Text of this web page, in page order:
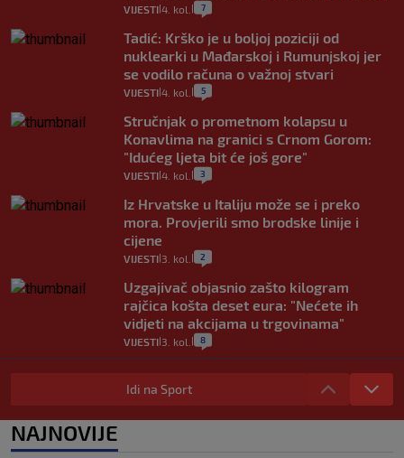
VIJESTI 4. kol. 7
Tadić: Krško je u boljoj poziciji od
nuklearki u Mađarskoj i Rumunjskoj jer
se vodilo računa o važnoj stvari
VIJESTI 4. kol. 5
Stručnjak o prometnom kolapsu u
Konavlima na granici s Crnom Gorom:
"Idućeg ljeta bit će još gore"
VIJESTI 4. kol. 3
Iz Hrvatske u Italiju može se i preko
mora. Provjerili smo brodske linije i
cijene
VIJESTI 3. kol. 2
Uzgajivač objasnio zašto kilogram
rajčica košta deset eura: "Nećete ih
vidjeti na akcijama u trgovinama"
VIJESTI 3. kol. 8
Selidba je jedno od stresnijih iskustava.
Evo aktualnih cijena i nekoliko savjeta
0
Idi na Sport
NAJNOVIJE